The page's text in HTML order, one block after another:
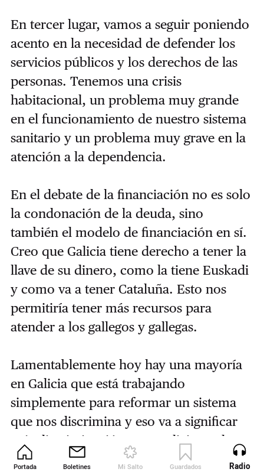
Portada Boletines Mi Salto Guardados Revista
En tercer lugar, vamos a seguir poniendo
acento en la necesidad de defender los
servicios públicos y los derechos de las
personas. Tenemos una crisis
habitacional, un problema muy grande
en el funcionamiento de nuestro sistema
sanitario y un problema muy grave en la
atención a la dependencia.
En el debate de la financiación no es solo
la condonación de la deuda, sino
también el modelo de financiación en sí.
Creo que Galicia tiene derecho a tener la
llave de su dinero, como la tiene Euskadi
y como va a tener Cataluña. Esto nos
permitiría tener más recursos para
atender a los gallegos y gallegas.
Lamentablemente hoy hay una mayoría
en Galicia que está trabajando
simplemente para reformar un sistema
que nos discrimina y eso va a significar
más discriminación, que Galicia sea la
única nación histórica que no tiene un
Radio